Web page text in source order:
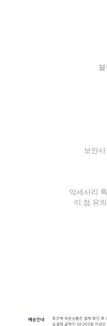
보안
악세사리
이 점 유